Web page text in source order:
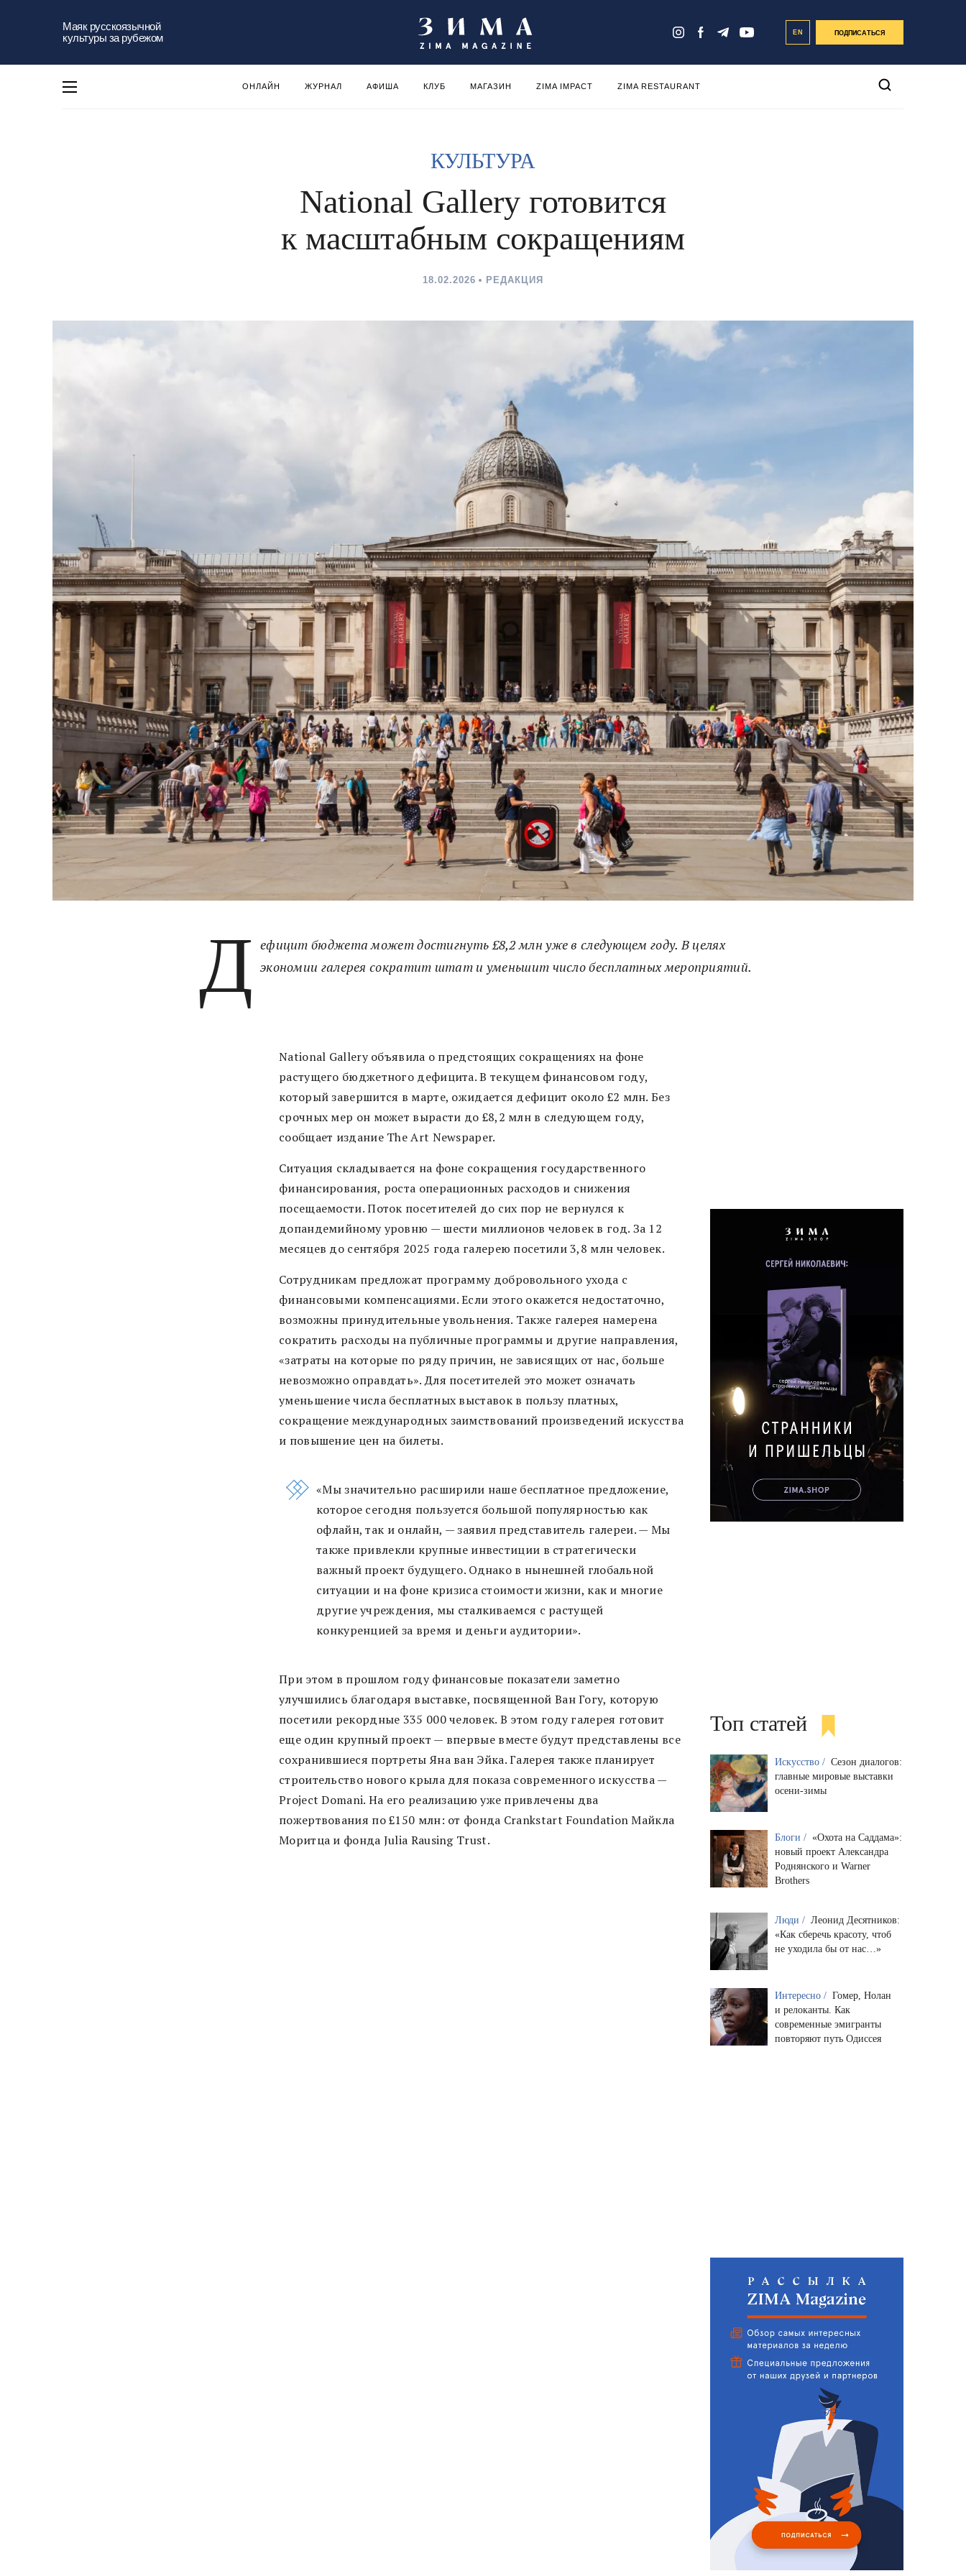
Маяк русскоязычной
культуры за рубежом
EN ПОДПИСАТЬСЯ
ОНЛАЙН ЖУРНАЛ АФИША КЛУБ МАГАЗИН ZIMA IMPACT ZIMA RESTAURANT
КУЛЬТУРА
National Gallery готовится
к масштабным сокращениям
18.02.2026 РЕДАКЦИЯ
Д ефицит бюджета может достигнуть £8,2 млн уже в следующем году. В целях
экономии галерея сократит штат и уменьшит число бесплатных мероприятий.
National Gallery объявила о предстоящих сокращениях на фоне
растущего бюджетного дефицита. В текущем финансовом году,
который завершится в марте, ожидается дефицит около £2 млн. Без
срочных мер он может вырасти до £8,2 млн в следующем году,
сообщает издание The Art Newspaper.
Ситуация складывается на фоне сокращения государственного
финансирования, роста операционных расходов и снижения
посещаемости. Поток посетителей до сих пор не вернулся к
допандемийному уровню — шести миллионов человек в год. За 12
месяцев до сентября 2025 года галерею посетили 3,8 млн человек.
Сотрудникам предложат программу добровольного ухода с
финансовыми компенсациями. Если этого окажется недостаточно,
возможны принудительные увольнения. Также галерея намерена
сократить расходы на публичные программы и другие направления,
«затраты на которые по ряду причин, не зависящих от нас, больше
невозможно оправдать». Для посетителей это может означать
уменьшение числа бесплатных выставок в пользу платных,
сокращение международных заимствований произведений искусства
и повышение цен на билеты.
«Мы значительно расширили наше бесплатное предложение,
которое сегодня пользуется большой популярностью как
офлайн, так и онлайн, — заявил представитель галереи. — Мы
также привлекли крупные инвестиции в стратегически
важный проект будущего. Однако в нынешней глобальной
ситуации и на фоне кризиса стоимости жизни, как и многие
другие учреждения, мы сталкиваемся с растущей
конкуренцией за время и деньги аудитории».
При этом в прошлом году финансовые показатели заметно
улучшились благодаря выставке, посвященной Ван Гогу, которую
посетили рекордные 335 000 человек. В этом году галерея готовит
еще один крупный проект — впервые вместе будут представлены все
сохранившиеся портреты Яна ван Эйка. Галерея также планирует
строительство нового крыла для показа современного искусства —
Project Domani. На его реализацию уже привлечены два
пожертвования по £150 млн: от фонда Crankstart Foundation Майкла
Моритца и фонда Julia Rausing Trust.
Топ статей
Искусство / Сезон диалогов:
главные мировые выставки
осени-зимы
Блоги / «Охота на Саддама»:
новый проект Александра
Роднянского и Warner
Brothers
Люди / Леонид Десятников:
«Как сберечь красоту, чтоб
не уходила бы от нас…»
Интересно / Гомер, Нолан
и релоканты. Как
современные эмигранты
повторяют путь Одиссея